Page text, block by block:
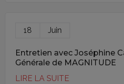
18 Juin
Entretien avec Joséphine
Générale de MAGNITUDE
LIRE LA SUITE